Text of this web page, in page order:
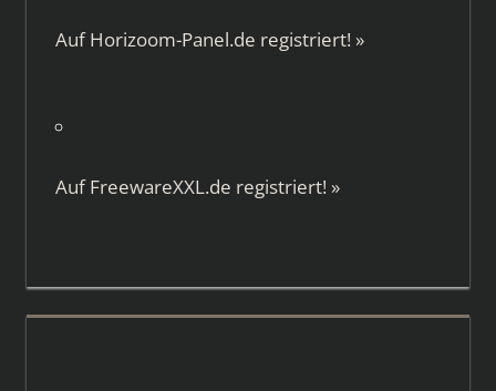
AufHorizoom-Panel.de registriert! »
AufFreewareXXL.de registriert! »